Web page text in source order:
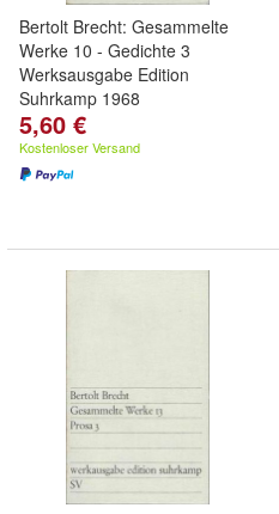
Bertolt Brecht: Gesammelte
Werke 10 - Gedichte 3
Werksausgabe Edition
Suhrkamp 1968
5,60 €
Kostenloser Versand